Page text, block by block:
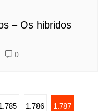
– Os hibridos
0
1.786 1.787